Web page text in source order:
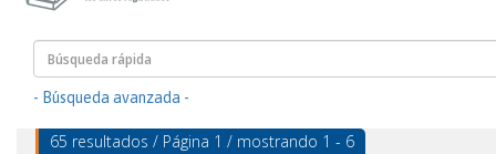
- Búsqueda avanzada -
65 resultados / Página 1 / mostrando 1 - 6